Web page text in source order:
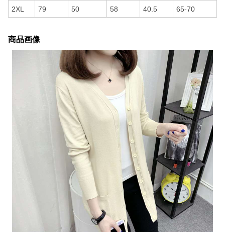
2XL 79 50 58 40.5 65-70
商品画像